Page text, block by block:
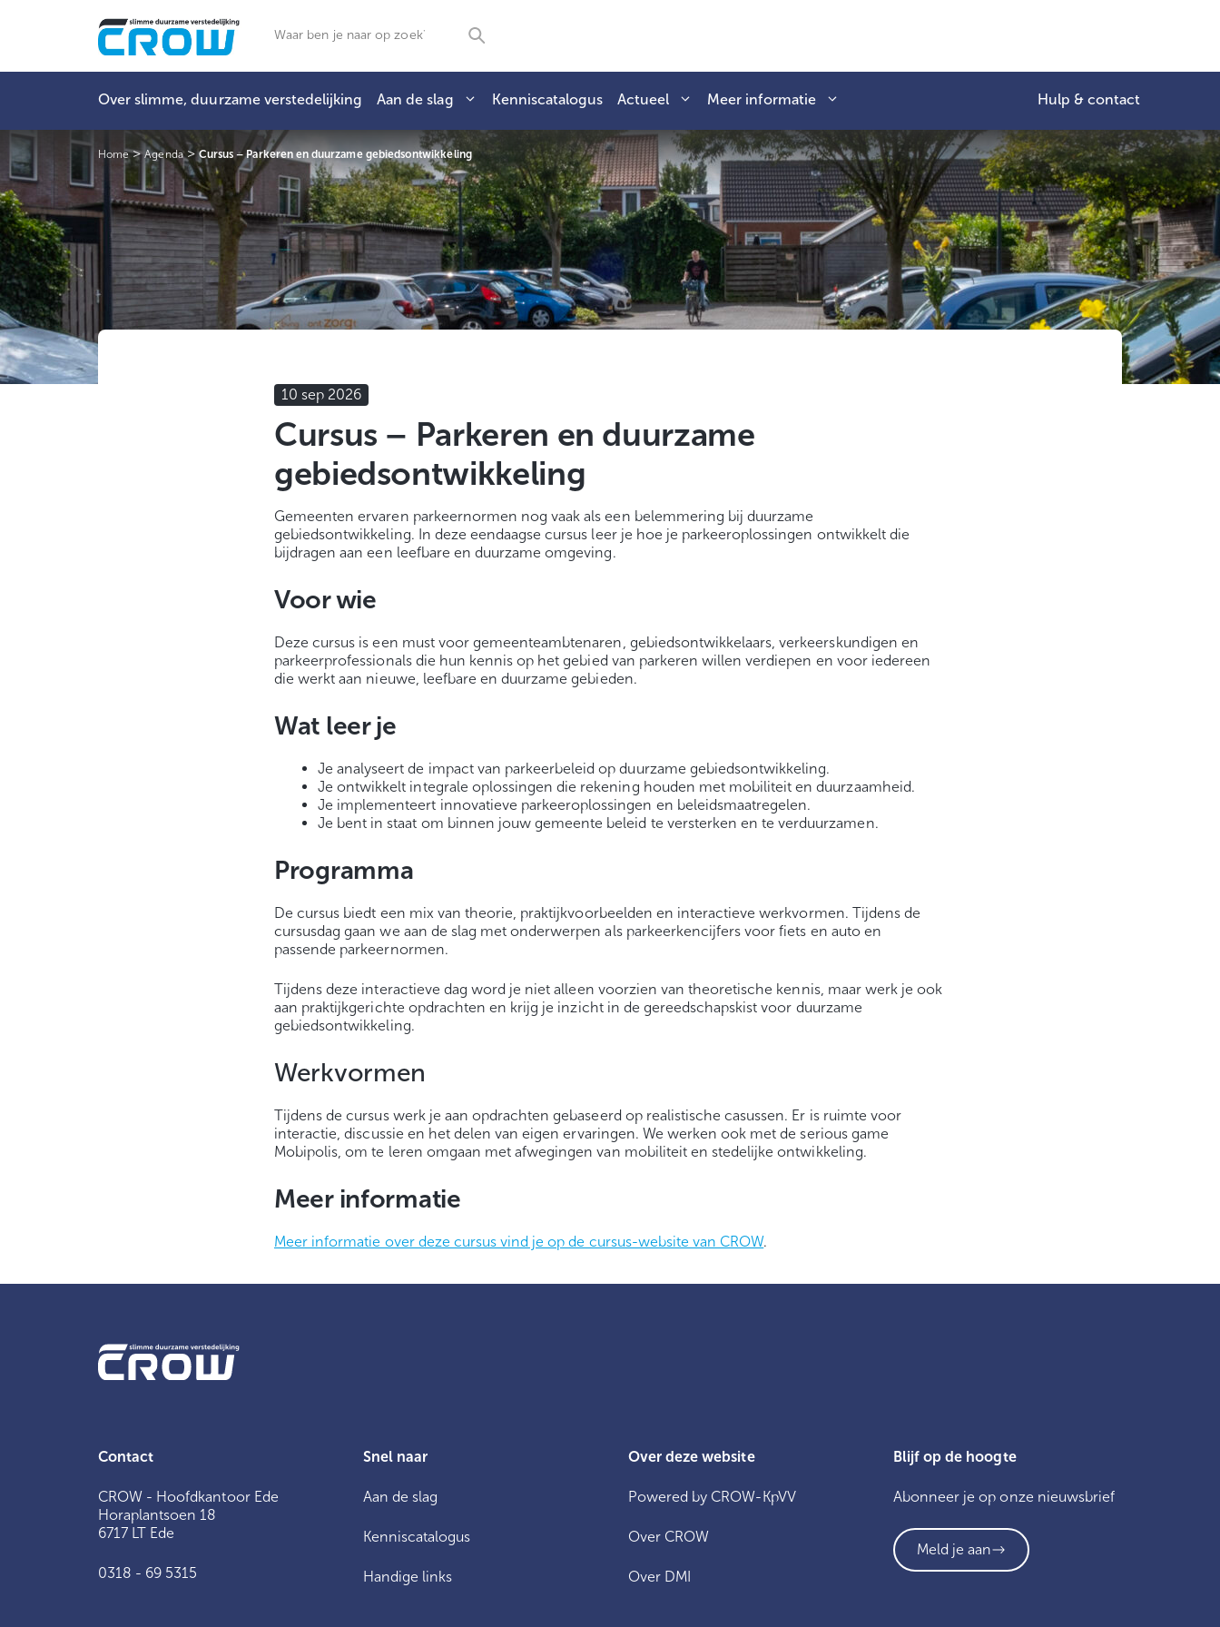
Zoeken
Over slimme, duurzame verstedelijking Aan de slag Kenniscatalogus Actueel Meer informatie Hulp & contact
Home>Agenda>Cursus – Parkeren en duurzame gebiedsontwikkeling
10 sep 2026
Cursus – Parkeren en duurzame
gebiedsontwikkeling
Gemeenten ervaren parkeernormen nog vaak als een belemmering bij duurzame
gebiedsontwikkeling. In deze eendaagse cursus leer je hoe je parkeeroplossingen ontwikkelt die
bijdragen aan een leefbare en duurzame omgeving.
Voor wie
Deze cursus is een must voor gemeenteambtenaren, gebiedsontwikkelaars, verkeerskundigen en
parkeerprofessionals die hun kennis op het gebied van parkeren willen verdiepen en voor iedereen
die werkt aan nieuwe, leefbare en duurzame gebieden.
Wat leer je
Je analyseert de impact van parkeerbeleid op duurzame gebiedsontwikkeling.
Je ontwikkelt integrale oplossingen die rekening houden met mobiliteit en duurzaamheid.
Je implementeert innovatieve parkeeroplossingen en beleidsmaatregelen.
Je bent in staat om binnen jouw gemeente beleid te versterken en te verduurzamen.
Programma
De cursus biedt een mix van theorie, praktijkvoorbeelden en interactieve werkvormen. Tijdens de
cursusdag gaan we aan de slag met onderwerpen als parkeerkencijfers voor fiets en auto en
passende parkeernormen.
Tijdens deze interactieve dag word je niet alleen voorzien van theoretische kennis, maar werk je ook
aan praktijkgerichte opdrachten en krijg je inzicht in de gereedschapskist voor duurzame
gebiedsontwikkeling.
Werkvormen
Tijdens de cursus werk je aan opdrachten gebaseerd op realistische casussen. Er is ruimte voor
interactie, discussie en het delen van eigen ervaringen. We werken ook met de serious game
Mobipolis, om te leren omgaan met afwegingen van mobiliteit en stedelijke ontwikkeling.
Meer informatie
Meer informatie over deze cursus vind je op de cursus-website van CROW.
Contact
CROW - Hoofdkantoor Ede
Horaplantsoen 18
6717 LT Ede
0318 - 69 5315
Snel naar
Aan de slag
Kenniscatalogus
Handige links
Over deze website
Powered by CROW-KpVV
Over CROW
Over DMI
Blijf op de hoogte
Abonneer je op onze nieuwsbrief
Meld je aan